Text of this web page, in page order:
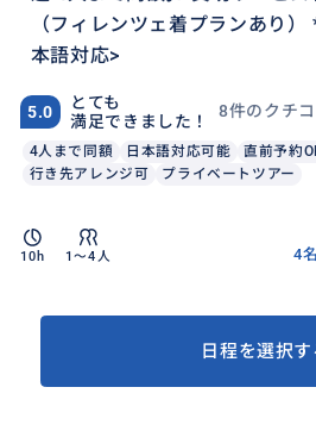
（フィレンツェ着プランあり
本語対応>
5.0
とても
満足できました！
8件のクチコ
4人まで同額 日本語対応可能 直前予約
行き先アレンジ可
プライベートツアー
10h 1〜4人
4
日程を選択す